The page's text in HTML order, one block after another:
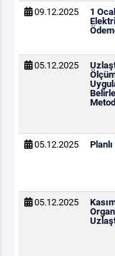
09.12.2025
1
05.12.2025
05.12.2025
05.12.2025